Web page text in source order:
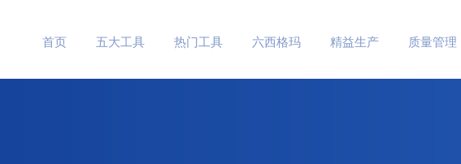
首页 五大工具 热门工具 六西格玛 精益生产 质量管理